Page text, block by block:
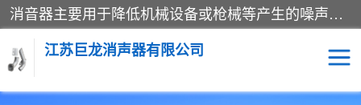
消音器主要用于降低机械设备或枪械等产生的噪声。它通过阻尼或增加排气面积来降低排气速度和功率，从而降低噪声。常见的消音器类型包括阻性消声器、抗性消声器、共振消声器以及阻抗复合式消声器等。这些消音器各有特点，适用于不同频率的噪声消除。
江苏巨龙消声器有限公司